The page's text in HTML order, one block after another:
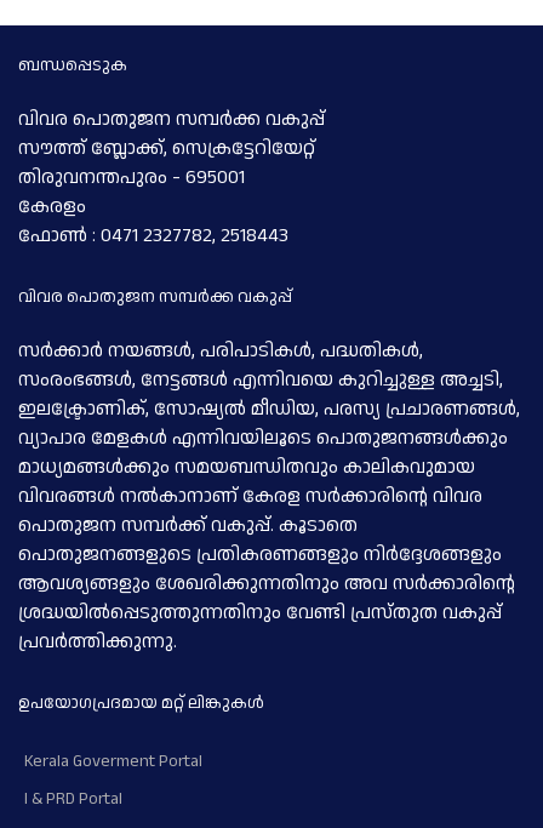
ബന്ധപ്പെടുക
വിവര പൊതുജന സമ്പര്‍ക്ക വകുപ്പ്
സൗത്ത് ബ്ലോക്ക്, സെക്രട്ടേറിയേറ്റ്
തിരുവനന്തപുരം - 695001
കേരളം
ഫോണ്‍ : 0471 2327782, 2518443
വിവര പൊതുജന സമ്പര്‍ക്ക വകുപ്പ്
സര്‍ക്കാര്‍ നയങ്ങള്‍, പരിപാടികള്‍, പദ്ധതികള്‍,
സംരംഭങ്ങള്‍, നേട്ടങ്ങള്‍ എന്നിവയെ കുറിച്ചുള്ള അച്ചടി,
ഇലക്ട്രോണിക്, സോഷ്യല്‍ മീഡിയ, പരസ്യ പ്രചാരണങ്ങള്‍,
വ്യാപാര മേളകള്‍ എന്നിവയിലൂടെ പൊതുജനങ്ങള്‍ക്കും
മാധ്യമങ്ങള്‍ക്കും സമയബന്ധിതവും കാലികവുമായ
വിവരങ്ങള്‍ നല്‍കാനാണ് കേരള സര്‍ക്കാരിന്റെ വിവര
പൊതുജന സമ്പര്‍ക്ക് വകുപ്പ്. കൂടാതെ
പൊതുജനങ്ങളുടെ പ്രതികരണങ്ങളും നിര്‍ദ്ദേശങ്ങളും
ആവശ്യങ്ങളും ശേഖരിക്കുന്നതിനും അവ സര്‍ക്കാരിന്റെ
ശ്രദ്ധയില്‍പ്പെടുത്തുന്നതിനും വേണ്ടി പ്രസ്തുത വകുപ്പ്
പ്രവര്‍ത്തിക്കുന്നു.
ഉപയോഗപ്രദമായ മറ്റ് ലിങ്കുകള്‍
Kerala Goverment Portal
I & PRD Portal